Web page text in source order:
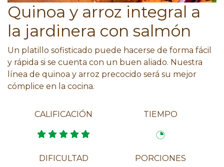
Quinoa y arroz integral a
la jardinera con salmón
Un platillo sofisticado puede hacerse de forma fácil
y rápida si se cuenta con un buen aliado. Nuestra
línea de quinoa y arroz precocido será su mejor
cómplice en la cocina.
CALIFICACIÓN TIEMPO
DIFICULTAD PORCIONES